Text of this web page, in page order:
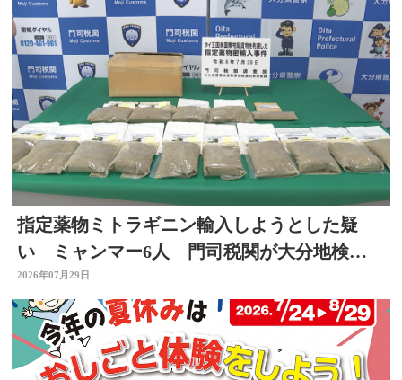
指定薬物ミトラギニン輸入しようとした疑
い ミャンマー6人 門司税関が大分地検に
告発 大分
2026年07月29日